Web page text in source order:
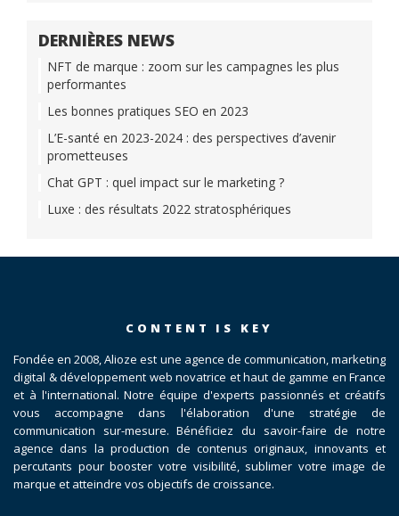
DERNIÈRES NEWS
NFT de marque : zoom sur les campagnes les plus
performantes
Les bonnes pratiques SEO en 2023
L’E-santé en 2023-2024 : des perspectives d’avenir
prometteuses
Chat GPT : quel impact sur le marketing ?
Luxe : des résultats 2022 stratosphériques
CONTENT IS KEY
Fondée en 2008, Alioze est une agence de communication, marketing
digital & développement web novatrice et haut de gamme en France
et à l'international. Notre équipe d'experts passionnés et créatifs
vous accompagne dans l'élaboration d'une stratégie de
communication sur-mesure. Bénéficiez du savoir-faire de notre
agence dans la production de contenus originaux, innovants et
percutants pour booster votre visibilité, sublimer votre image de
marque et atteindre vos objectifs de croissance.